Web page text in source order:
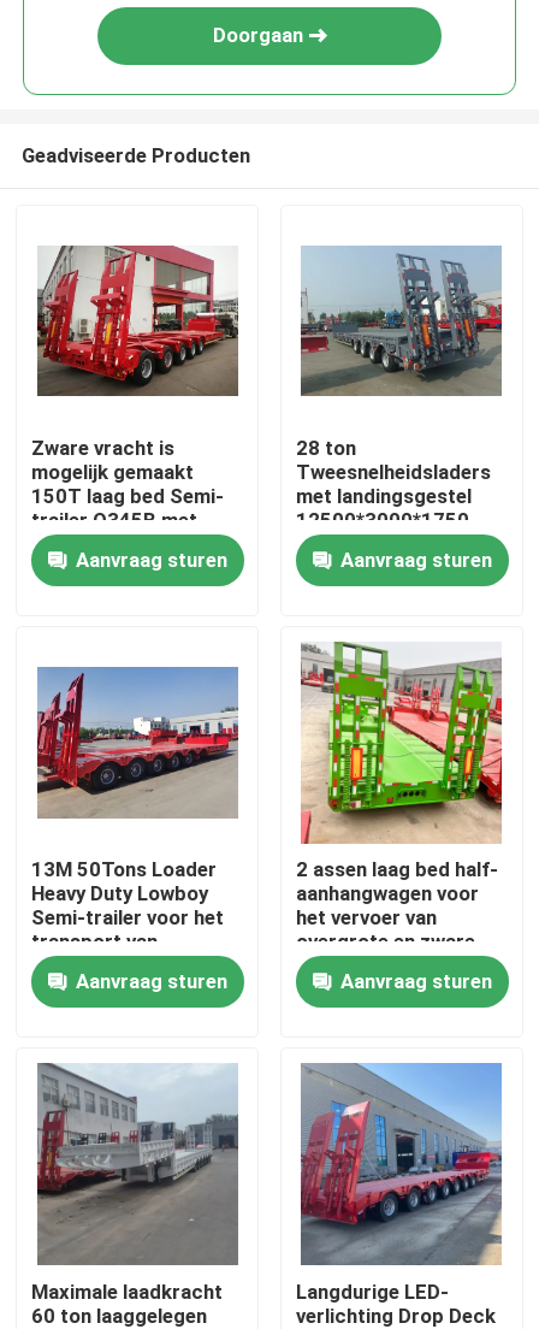
Producten
Video's
Ongeveer ons
Fabrieksreis
Kwaliteitscontrole
Contact de V.S.
Verzoek om een Citaat
Gebruikte Tipper Trucks
Doorgaan
Geadviseerde Producten
Zware vracht is
mogelijk gemaakt
150T laag bed Semi-
trailer Q345B met
T700 staal hoofdbalk
Aanvraag sturen
28 ton
Tweesnelheidsladers
met landingsgestel
12500*3000*1750
mm
Aanvraag sturen
13M 50Tons Loader
Heavy Duty Lowboy
Semi-trailer voor het
transport van
graafmachine
Ganshals 3 assen Lage
bed
Aanvraag sturen
2 assen laag bed half-
aanhangwagen voor
het vervoer van
overgrote en zware
vracht
Aanvraag sturen
Maximale laadkracht
60 ton laaggelegen
Langdurige LED-
verlichting Drop Deck